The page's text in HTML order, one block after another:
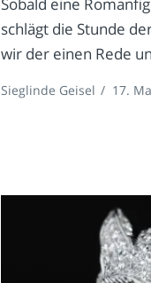
Sobald eine
schlägt die Stunde
wir der einen Rede
Sieglinde Geisel / 17.